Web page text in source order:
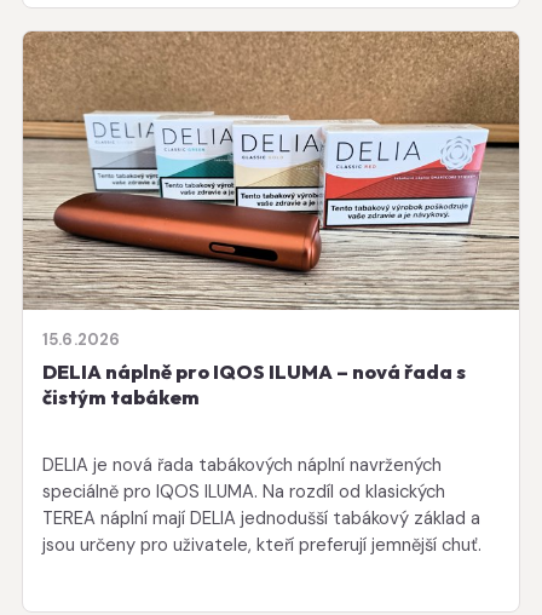
15.6.2026
DELIA náplně pro IQOS ILUMA – nová řada s
čistým tabákem
DELIA je nová řada tabákových náplní navržených
speciálně pro IQOS ILUMA. Na rozdíl od klasických
TEREA náplní mají DELIA jednodušší tabákový základ a
jsou určeny pro uživatele, kteří preferují jemnější chuť.